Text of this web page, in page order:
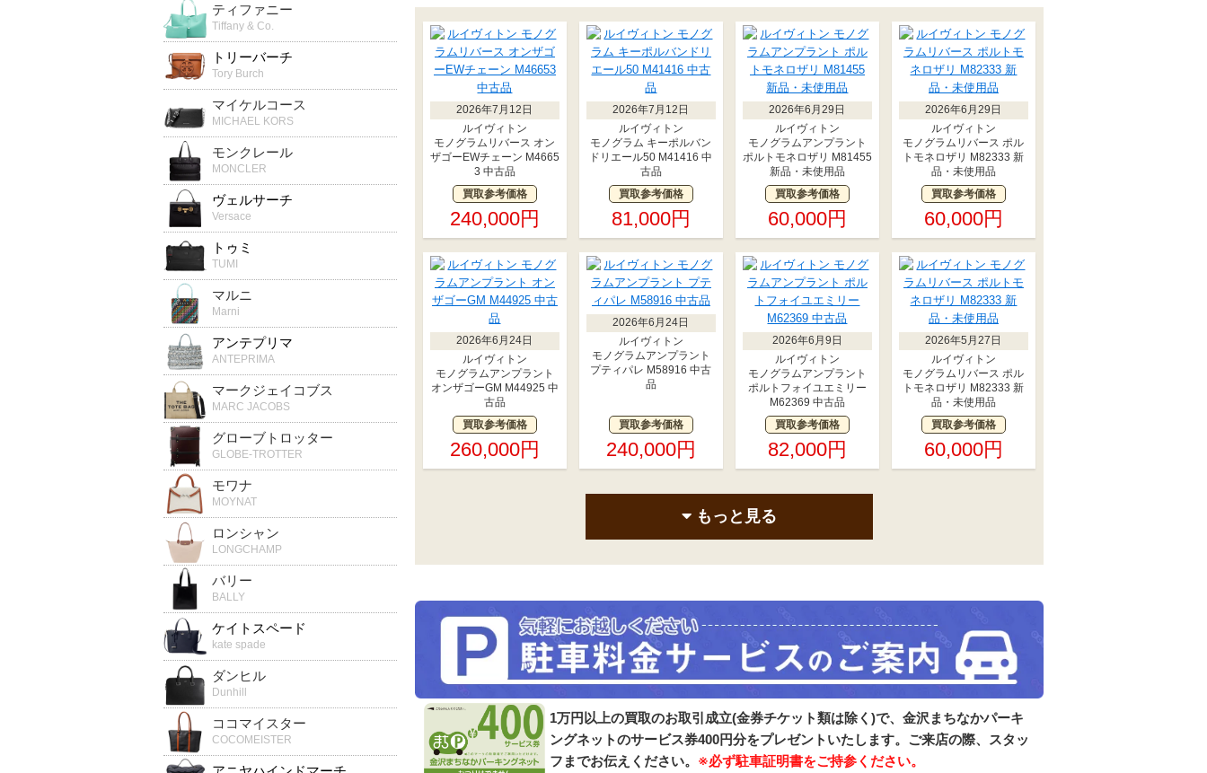
2026年7月12日
ルイヴィトン
モノグラムリバース オン
ザゴーEWチェーン M4665
3 中古品
買取参考価格
240,000円
2026年7月12日
ルイヴィトン
モノグラム キーポルバン
ドリエール50 M41416 中
古品
買取参考価格
81,000円
2026年6月29日
ルイヴィトン
モノグラムアンプラント
ポルトモネロザリ M81455
新品・未使用品
買取参考価格
60,000円
2026年6月29日
ルイヴィトン
モノグラムリバース ポル
トモネロザリ M82333 新
品・未使用品
買取参考価格
60,000円
2026年6月24日
ルイヴィトン
モノグラムアンプラント
オンザゴーGM M44925 中
古品
買取参考価格
260,000円
2026年6月24日
ルイヴィトン
モノグラムアンプラント
プティパレ M58916 中古
品
買取参考価格
240,000円
2026年6月9日
ルイヴィトン
モノグラムアンプラント
ポルトフォイユエミリー
M62369 中古品
買取参考価格
82,000円
2026年5月27日
ルイヴィトン
モノグラムリバース ポル
トモネロザリ M82333 新
品・未使用品
買取参考価格
60,000円
もっと見る
1万円以上の買取のお取引成立(金券チケット類は除く)で、金沢まちなかパーキ
ングネットのサービス券400円分をプレゼントいたします。ご来店の際、スタッ
フまでお伝えください。 ※必ず駐車証明書をご持参ください。
ティファニー
Tiffany & Co.
トリーバーチ
Tory Burch
マイケルコース
MICHAEL KORS
モンクレール
MONCLER
ヴェルサーチ
Versace
トゥミ
TUMI
マルニ
Marni
アンテプリマ
ANTEPRIMA
マークジェイコブス
MARC JACOBS
グローブトロッター
GLOBE-TROTTER
モワナ
MOYNAT
ロンシャン
LONGCHAMP
バリー
BALLY
ケイトスペード
kate spade
ダンヒル
Dunhill
ココマイスター
COCOMEISTER